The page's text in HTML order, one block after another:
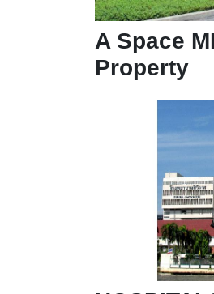
A Space
Property